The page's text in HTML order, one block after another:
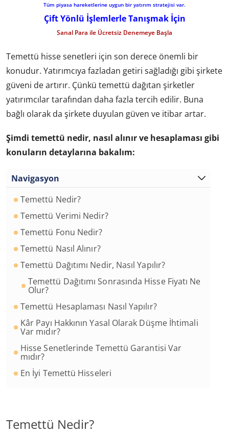
Tüm piyasa hareketlerine uygun bir yatırım stratejisi var.
Çift Yönlü İşlemlerle Tanışmak İçin
Sanal Para ile Ücretsiz Denemeye Başla
Temettü hisse senetleri için son derece önemli bir
konudur. Yatırımcıya fazladan getiri sağladığı gibi şirkete
güveni de artırır. Çünkü temettü dağıtan şirketler
yatırımcılar tarafından daha fazla tercih edilir. Buna
bağlı olarak da şirkete duyulan güven ve itibar artar.
Şimdi temettü nedir, nasıl alınır ve hesaplaması gibi
konuların detaylarına bakalım:
Navigasyon
Temettü Nedir?
Temettü Verimi Nedir?
Temettü Fonu Nedir?
Temettü Nasıl Alınır?
Temettü Dağıtımı Nedir, Nasıl Yapılır?
Temettü Dağıtımı Sonrasında Hisse Fiyatı Ne
Olur?
Temettü Hesaplaması Nasıl Yapılır?
Kâr Payı Hakkının Yasal Olarak Düşme İhtimali
Var mıdır?
Hisse Senetlerinde Temettü Garantisi Var
mıdır?
En İyi Temettü Hisseleri
Temettü Nedir?